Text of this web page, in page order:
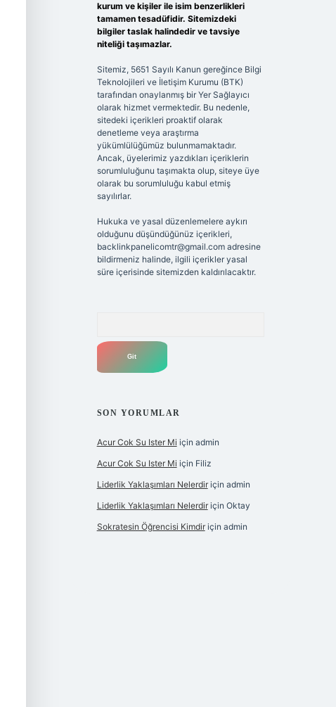
kurum ve kişiler ile isim benzerlikleri
tamamen tesadüfidir. Sitemizdeki
bilgiler taslak halindedir ve tavsiye
niteliği taşımazlar.
Sitemiz, 5651 Sayılı Kanun gereğince Bilgi
Teknolojileri ve İletişim Kurumu (BTK)
tarafından onaylanmış bir Yer Sağlayıcı
olarak hizmet vermektedir. Bu nedenle,
sitedeki içerikleri proaktif olarak
denetleme veya araştırma
yükümlülüğümüz bulunmamaktadır.
Ancak, üyelerimiz yazdıkları içeriklerin
sorumluluğunu taşımakta olup, siteye üye
olarak bu sorumluluğu kabul etmiş
sayılırlar.
Hukuka ve yasal düzenlemelere aykırı
olduğunu düşündüğünüz içerikleri,
backlinkpanelicomtr@gmail.comadresine
bildirmeniz halinde, ilgili içerikler yasal
süre içerisinde sitemizden kaldırılacaktır.
SON YORUMLAR
Acur Cok Su Ister Mi için admin
Acur Cok Su Ister Mi için Filiz
Liderlik Yaklaşımları Nelerdiriçin admin
Liderlik Yaklaşımları Nelerdiriçin Oktay
Sokratesin Öğrencisi Kimdiriçin admin